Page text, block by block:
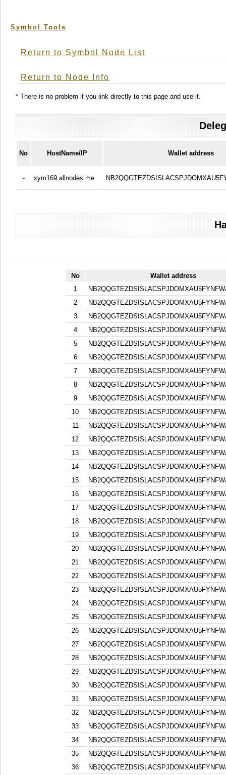
Symbol Tools
Return to Symbol Node List
Return to Node Info
* There is no problem if you link directly to this page and use it.
No HostName/IP Wallet address
- xym169.allnodes.me
No
Wallet address
1
2
3
4
5
6
7
8
9
10
11
12
13
14
15
16
17
18
19
20
21
22
23
24
25
26
27
28
29
30
31
32
33
34
35
36